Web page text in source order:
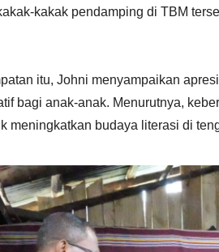
kakak pendamping di TBM
itu, Johni menyampaikan
bagi anak-anak. Menurutnya,
meningkatkan budaya literasi di